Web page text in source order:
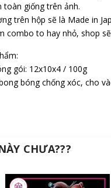
giống trên ảnh.
trên hộp sẽ là Made in
combo to hay nhỏ, shop
gói: 12x10x4 / 100g
bóng chống xóc, cho
CHƯA???